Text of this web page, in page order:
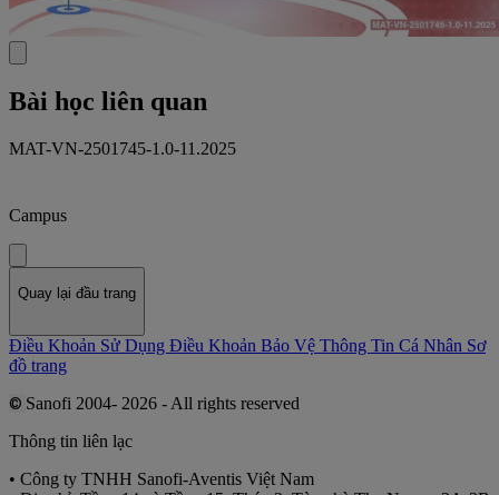
Bài học liên quan
MAT-VN-2501745-1.0-11.2025
Campus
Quay lại đầu trang
Điều Khoản Sử Dụng Điều Khoản Bảo Vệ Thông Tin Cá Nhân Sơ
đồ trang
© Sanofi 2004- 2026 - All rights reserved
Thông tin liên lạc
• Công ty TNHH Sanofi-Aventis Việt Nam